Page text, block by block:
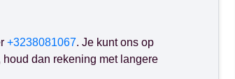
+3238081067. Je kunt ons op
dan rekening met langere